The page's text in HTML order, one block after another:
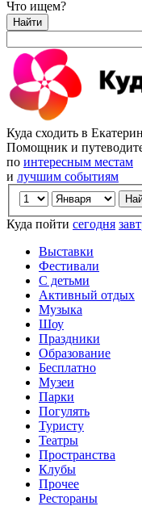
Что ищем?
Найти
Куда сходить в
Помощник и
по интересным местам
и лучшим событиям
Куда пойти сегодня
Выставки
Фестивали
С детьми
Активный отдых
Музыка
Шоу
Праздники
Образование
Бесплатно
Музеи
Парки
Погулять
Туристу
Театры
Пространства
Клубы
Прочее
Рестораны